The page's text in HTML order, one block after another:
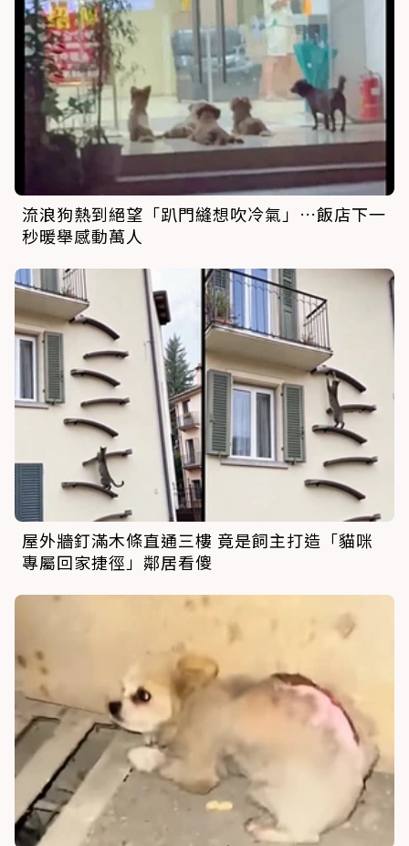
流浪狗熱到絕望「趴門縫想吹冷氣」…飯店下一
秒暖舉感動萬人
屋外牆釘滿木條直通三樓 竟是飼主打造「貓咪
專屬回家捷徑」鄰居看傻